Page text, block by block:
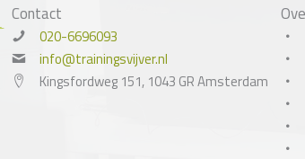
Contact
020-6696093
info@trainingsvijver.nl
Kingsfordweg 151, 1043 GR Amsterdam